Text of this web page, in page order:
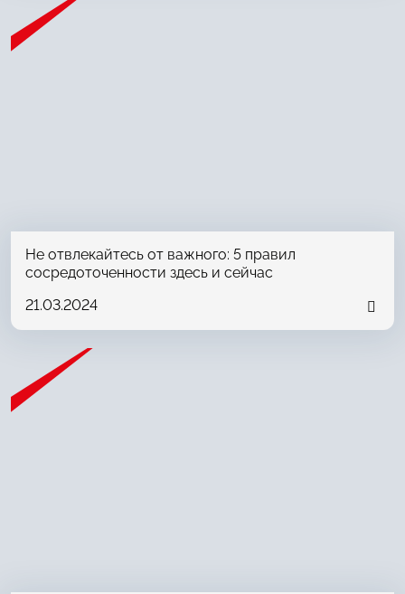
Не отвлекайтесь от важного: 5 правил
сосредоточенности здесь и сейчас
21.03.2024